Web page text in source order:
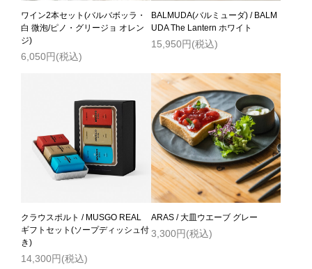
ワイン2本セット(バルバボッラ・
白 微泡/ピノ・グリージョ オレン
ジ)
6,050円(税込)
BALMUDA(バルミューダ) / BALM
UDA The Lantern ホワイト
15,950円(税込)
クラウスポルト / MUSGO REAL
ギフトセット(ソープディッシュ付
き)
14,300円(税込)
ARAS / 大皿ウエーブ グレー
3,300円(税込)